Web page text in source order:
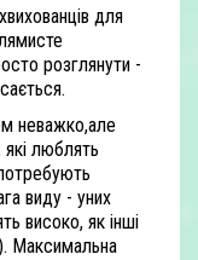
для
розглянути -
неважко,але
які люблять
виду - уних
високо, як інші
Максимальна